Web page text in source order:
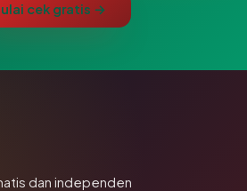
cek gratis →
dan independen